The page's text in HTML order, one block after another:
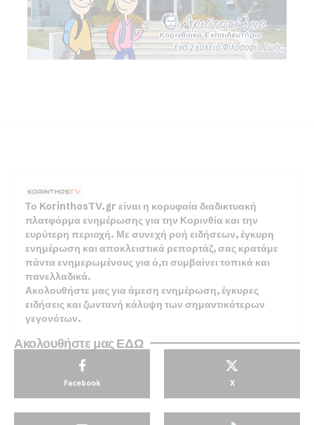
Το KorinthosTV.gr είναι η κορυφαία διαδικτυακή
πλατφόρμα ενημέρωσης για την Κορινθία και την
ευρύτερη περιοχή. Με συνεχή ροή ειδήσεων, έγκυρη
ενημέρωση και αποκλειστικά ρεπορτάζ, σας κρατάμε
πάντα ενημερωμένους για ό,τι συμβαίνει τοπικά και
πανελλαδικά.
Ακολουθήστε μας για άμεση ενημέρωση, έγκυρες
ειδήσεις και ζωντανή κάλυψη των σημαντικότερων
γεγονότων.
Ακολουθήστε μας ΕΔΩ
Facebook X